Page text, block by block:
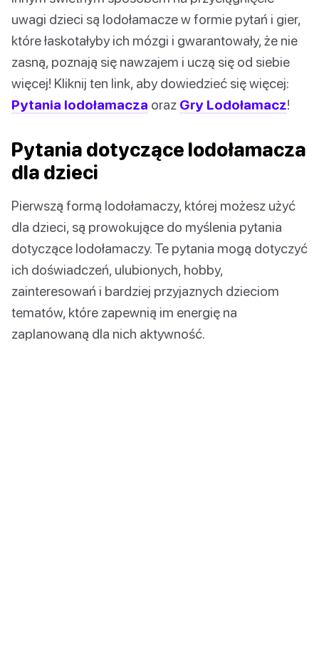
uwagi dzieci są lodołamacze w formie pytań i gier,
które łaskotałyby ich mózgi i gwarantowały, że nie
zasną, poznają się nawzajem i uczą się od siebie
więcej! Kliknij ten link, aby dowiedzieć się więcej:
Pytania lodołamacza oraz Gry Lodołamacz!
Pytania dotyczące lodołamacza
dla dzieci
Pierwszą formą lodołamaczy, której możesz użyć
dla dzieci, są prowokujące do myślenia pytania
dotyczące lodołamaczy. Te pytania mogą dotyczyć
ich doświadczeń, ulubionych, hobby,
zainteresowań i bardziej przyjaznych dzieciom
tematów, które zapewnią im energię na
zaplanowaną dla nich aktywność.